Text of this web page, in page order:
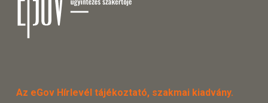
Az eGov Hírlevél tájékoztató, szakmai kiadvány.